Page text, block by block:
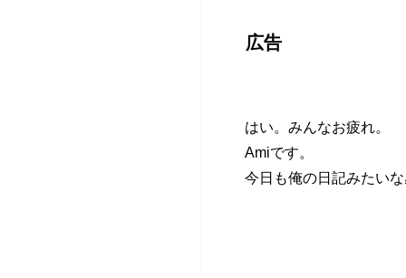
広告
はい。みんなお疲れ。
Amiです。
今日も俺の日記みたいな